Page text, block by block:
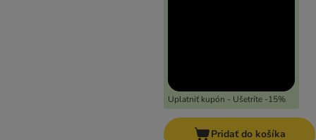
Uplatniť kupón - Ušetríte -15%
Pridať do košíka